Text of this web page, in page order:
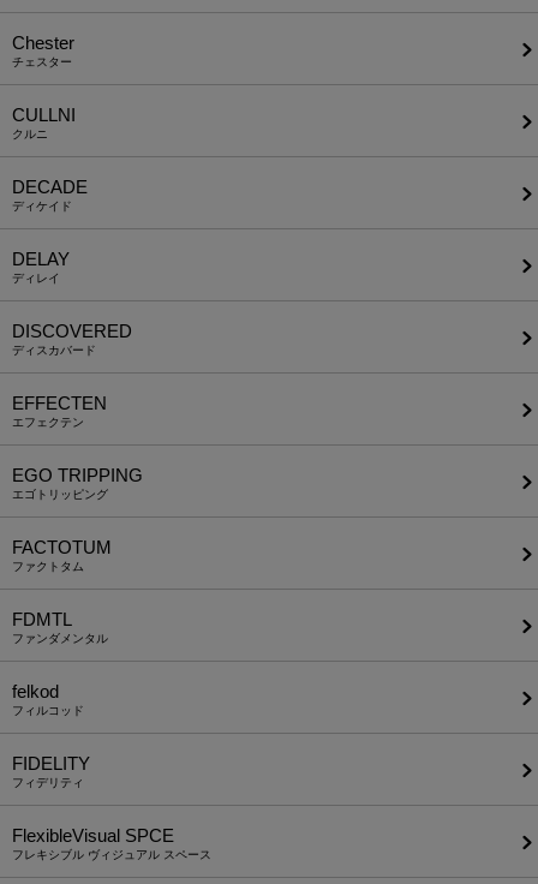
Chester
チェスター
CULLNI
クルニ
DECADE
ディケイド
DELAY
ディレイ
DISCOVERED
ディスカバード
EFFECTEN
エフェクテン
EGO TRIPPING
エゴトリッピング
FACTOTUM
ファクトタム
FDMTL
ファンダメンタル
felkod
フィルコッド
FIDELITY
フィデリティ
FlexibleVisual SPCE
フレキシブル ヴィジュアル スペース